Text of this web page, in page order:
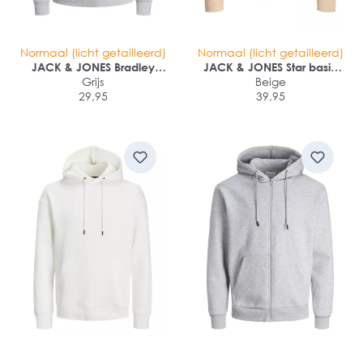
Normaal (licht getailleerd)
JACK & JONES Bradley
sweat hood regular fit
Grijs
29,95
Normaal (licht getailleerd)
JACK & JONES Star basic
sweat crew neck regular fit
Beige
39,95